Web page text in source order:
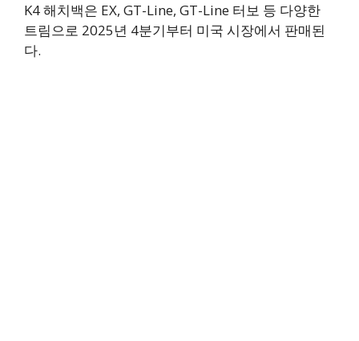
K4 해치백은 EX, GT-Line, GT-Line 터보 등 다양한
트림으로 2025년 4분기부터 미국 시장에서 판매된
다.